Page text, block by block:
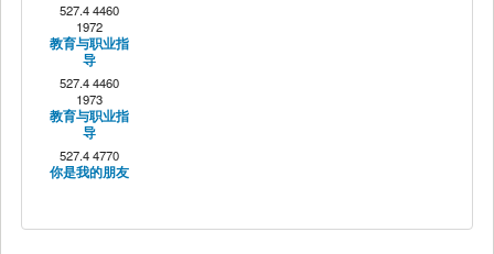
527.4 4460
1972
教育与职业指
导
527.4 4460
1973
教育与职业指
导
527.4 4770
你是我的朋友